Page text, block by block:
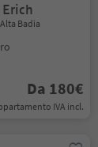
Badia
Da 180€
IVA incl.